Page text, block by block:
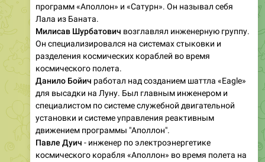
программ «Аполлон» и «Сатурн». Он называл себя
Лала из Баната.
Милисав Шурбатович возглавлял инженерную группу.
Он специализировался на системах стыковки и
разделения космических кораблей во время
космического полета.
Данило Бойич работал над созданием шаттла «Eagle»
для высадки на Луну. Был главным инженером и
специалистом по системе служебной двигательной
установки и системе управления реактивным
движением программы "Аполлон".
Павле Дуич - инженер по электроэнергетике
космического корабля «Аполлон» во время полета на